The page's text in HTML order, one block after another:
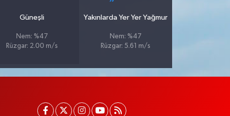
Güneşli
Nem: %47
Rüzgar: 2.00 m/s
Yakınlarda Yer Yer Yağmur
Nem: %47
Rüzgar: 5.61 m/s